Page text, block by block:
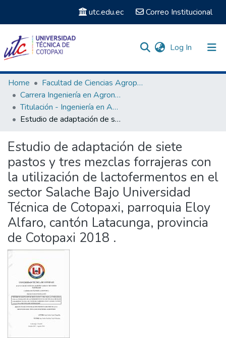
utc.edu.ec Correo Institucional
Log In (current)
Communities & Collections
Search
Statistics
Home
Facultad de Ciencias Agropecuarias y Recursos Naturales
Carrera Ingeniería en Agronomía
Titulación - Ingeniería en Agronomía
Estudio de adaptación de siete pastos y tres mezclas forrajeras con la utilización de lactofermentos en el sector Salache Bajo Universidad Técnica de Cotopaxi, parroquia Eloy Alfaro, cantón Latacunga, provincia de Cotopaxi 2018 .
Estudio de adaptación de siete
pastos y tres mezclas forrajeras con
la utilización de lactofermentos en el
sector Salache Bajo Universidad
Técnica de Cotopaxi, parroquia Eloy
Alfaro, cantón Latacunga, provincia
de Cotopaxi 2018 .